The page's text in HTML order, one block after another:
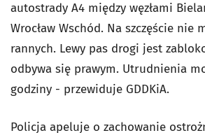
autostrady A4 między węzłami
Wrocław Wschód. Na szczęście nie
rannych. Lewy pas drogi jest
odbywa się prawym. Utrudnienia
godziny - przewiduje GDDKiA.
Policja apeluje o zachowanie